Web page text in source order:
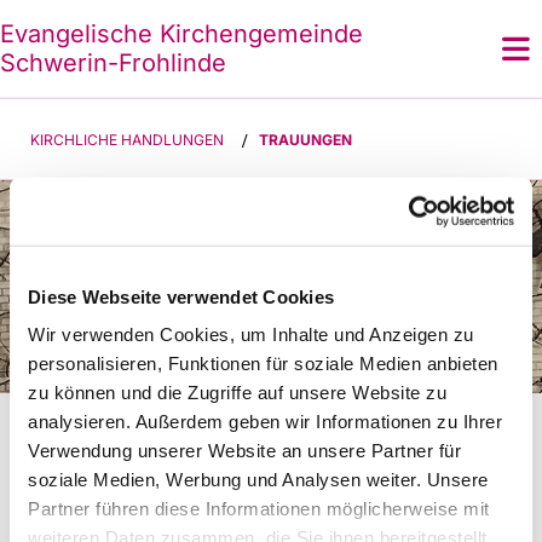
Diese Webseite verwendet Cookies
Wir verwenden Cookies, um Inhalte und Anzeigen zu
personalisieren, Funktionen für soziale Medien anbieten
zu können und die Zugriffe auf unsere Website zu
analysieren. Außerdem geben wir Informationen zu Ihrer
Verwendung unserer Website an unsere Partner für
soziale Medien, Werbung und Analysen weiter. Unsere
Partner führen diese Informationen möglicherweise mit
weiteren Daten zusammen, die Sie ihnen bereitgestellt
Evangelische Kirchengemeinde
Schwerin-Frohlinde
KIRCHLICHE HANDLUNGEN / TRAUUNGEN
Die Trauung in der Evangelischen
Kirchengemeinde Schwerin-Frohlinde
Wir freuen uns, dass Sie Ihr gemeinsames Leben
unter den Segen Gottes stellen möchten. Da